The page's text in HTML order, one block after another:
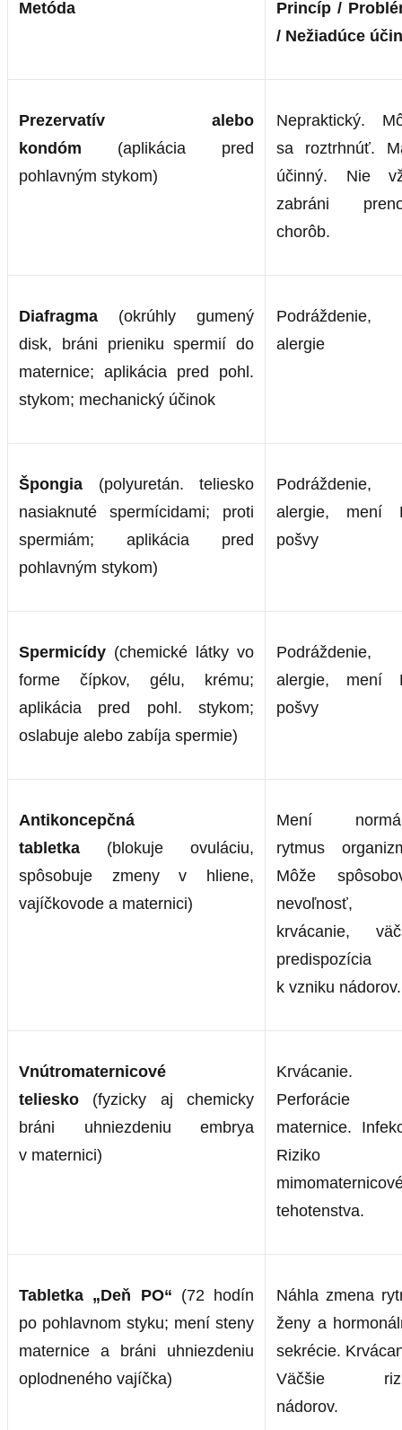
Metóda
Princíp /
/ Nežiadúce
Prezervatív alebo
kondóm (aplikácia pred
pohlavným stykom)
Nepraktický.
sa roztrhnúť.
účinný. Nie
zabráni
chorôb.
Diafragma (okrúhly gumený
disk, bráni prieniku spermií do
maternice; aplikácia pred pohl.
stykom; mechanický účinok
Podráždenie,
alergie
Špongia (polyuretán. teliesko
nasiaknuté spermícidami; proti
spermiám; aplikácia pred
pohlavným stykom)
Podráždenie,
alergie, mení
pošvy
Spermicídy (chemické látky vo
forme čípkov, gélu, krému;
aplikácia pred pohl. stykom;
oslabuje alebo zabíja spermie)
Podráždenie,
alergie, mení
pošvy
Antikoncepčná
tabletka (blokuje ovuláciu,
spôsobuje zmeny v hliene,
vajíčkovode a maternici)
Mení
rytmus
Môže
nevoľnosť,
krvácanie,
predispozícia
k vzniku nádorov.
Vnútromaternicové
teliesko (fyzicky aj chemicky
bráni uhniezdeniu embrya
v maternici)
Krvácanie.
Perforácie
maternice.
Riziko
tehotenstva.
Tabletka „Deň PO“ (72 hodín
po pohlavnom styku; mení steny
maternice a bráni uhniezdeniu
oplodneného vajíčka)
Náhla zmena
ženy a
sekrécie.
Väčšie
nádorov.